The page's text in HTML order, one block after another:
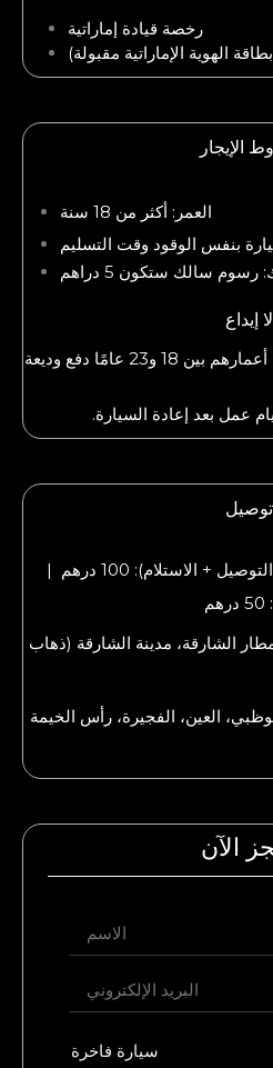
رخصة قيادة إماراتية
الهوية الإماراتية مقبولة)
الإيجار
العمر: أكثر من 18 سنة
بنفس الوقود وقت التسليم
سالك ستكون 5 دراهم
لا إيداع
يُطلب من العملاء الذين تتراوح أعمارهم بين 18 و23 عامًا دفع وديعة
توصيل
الرحلة ذهابًا وإيابًا (التوصيل + الاستلام): 100 درهم |
الشارقة، مدينة الشارقة (ذهاب
العين، الفجيرة، رأس الخيمة
الآن
سيارة فاخرة